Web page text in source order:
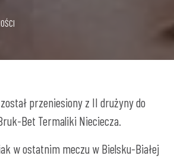
przeniesiony z II drużyny do
Bet Termaliki Nieciecza.
w ostatnim meczu w Bielsku-Białej